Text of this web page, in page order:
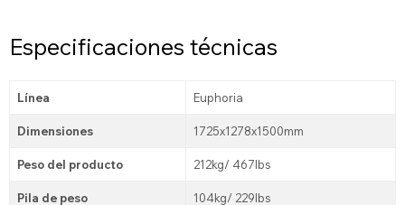
Especificaciones técnicas
Línea Euphoria
Dimensiones 1725x1278x1500mm
Peso del producto 212kg/ 467lbs
Pila de peso 104kg/ 229lbs